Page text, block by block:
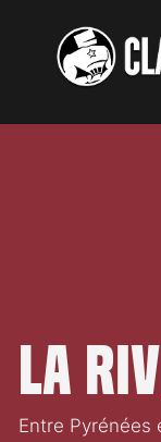
La
Entre Pyrénées